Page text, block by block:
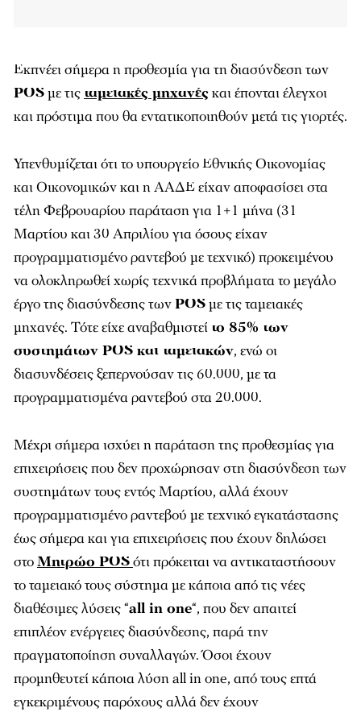
Εκπνέει σήμερα η προθεσμία για τη διασύνδεση των
POSμε τις ταμειακές μηχανέςκαι έπονται έλεγχοι
και πρόστιμα που θα εντατικοποιηθούν μετά τις γιορτές.
Υπενθυμίζεται ότι το υπουργείο Εθνικής Οικονομίας
και Οικονομικών και η ΑΑΔΕ είχαν αποφασίσει στα
τέλη Φεβρουαρίου παράταση για 1+1 μήνα (31
Μαρτίου και 30 Απριλίου για όσους είχαν
προγραμματισμένο ραντεβού με τεχνικό) προκειμένου
να ολοκληρωθεί χωρίς τεχνικά προβλήματα το μεγάλο
έργο της διασύνδεσης τωνPOSμε τις ταμειακές
μηχανές. Τότε είχε αναβαθμιστεί το 85% των
συστημάτων POS και ταμειακών, ενώ οι
διασυνδέσεις ξεπερνούσαν τις 60.000, με τα
προγραμματισμένα ραντεβού στα 20.000.
Μέχρι σήμερα ισχύει η παράταση της προθεσμίας για
επιχειρήσεις που δεν προχώρησαν στη διασύνδεση των
συστημάτων τους εντός Μαρτίου, αλλά έχουν
προγραμματισμένο ραντεβού με τεχνικό εγκατάστασης
έως σήμερα και για επιχειρήσεις που έχουν δηλώσει
στοΜητρώο POSότι πρόκειται να αντικαταστήσουν
το ταμειακό τους σύστημα με κάποια από τις νέες
διαθέσιμες λύσεις “all in one“, που δεν απαιτεί
επιπλέον ενέργειες διασύνδεσης, παρά την
πραγματοποίηση συναλλαγών. Όσοι έχουν
προμηθευτεί κάποια λύση all in one, από τους επτά
εγκεκριμένους παρόχους αλλά δεν έχουν